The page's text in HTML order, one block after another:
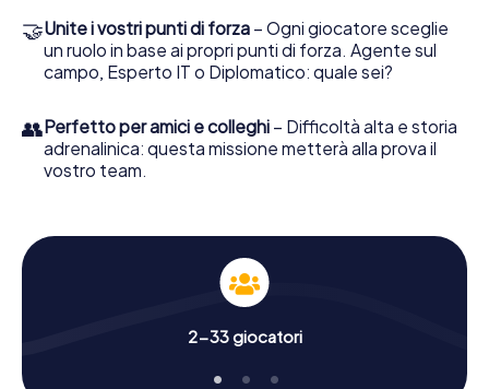
🤝Unite i vostri punti di forza – Ogni giocatore sceglie
un ruolo in base ai propri punti di forza. Agente sul
campo, Esperto IT o Diplomatico: quale sei?
👥Perfetto per amici e colleghi – Difficoltà alta e storia
adrenalinica: questa missione metterà alla prova il
vostro team.
2-33 giocatori